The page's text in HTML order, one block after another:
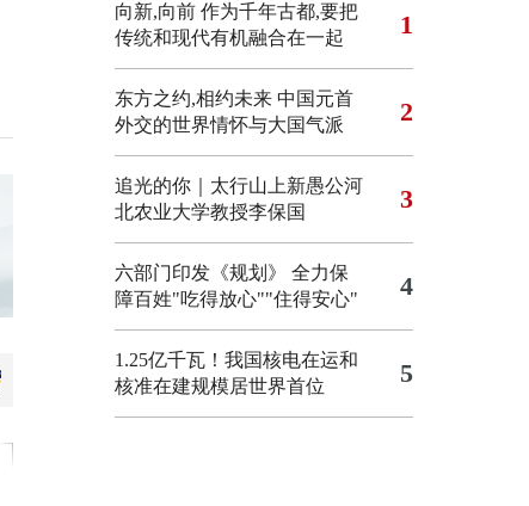
向新,向前 作为千年古都,要把
传统和现代有机融合在一起
1
东方之约,相约未来 中国元首
外交的世界情怀与大国气派
2
追光的你｜太行山上新愚公河
北农业大学教授李保国
3
六部门印发《规划》 全力保
障百姓"吃得放心""住得安心"
4
1.25亿千瓦！我国核电在运和
核准在建规模居世界首位
5